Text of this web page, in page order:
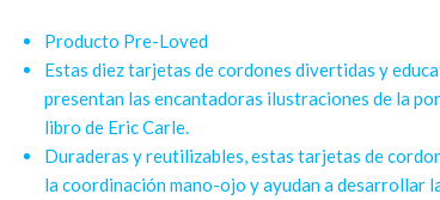
Producto Pre-Loved
Estas diez tarjetas de cordones divertidas y
presentan las encantadoras ilustraciones de la
libro de Eric Carle.
Duraderas y reutilizables, estas tarjetas de
la coordinación mano-ojo y ayudan a desarrollar